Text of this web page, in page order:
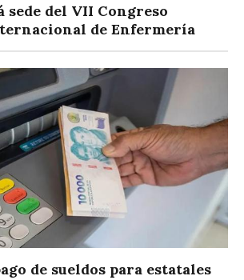
sede del VII Congreso
de Enfermería
de sueldos para estatales